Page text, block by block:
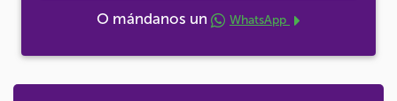
O mándanos un WhatsApp